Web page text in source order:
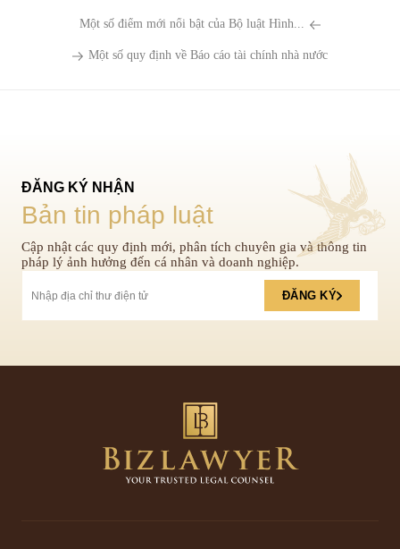
Một số điểm mới nổi bật của Bộ luật Hình...
Một số quy định về Báo cáo tài chính nhà nước
ĐĂNG KÝ NHẬN
Bản tin pháp luật
Cập nhật các quy định mới, phân tích chuyên gia và thông tin
pháp lý ảnh hưởng đến cá nhân và doanh nghiệp.
ĐĂNG KÝ